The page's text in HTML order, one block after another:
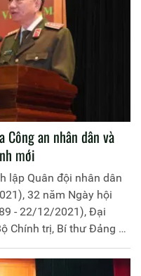
Công an nhân dân và
mới
lập Quân đội nhân dân
32 năm Ngày hội
- 22/12/2021), Đại
Chính trị, Bí thư Đảng ủy
Công an có bài viết
Công an nhân dân và